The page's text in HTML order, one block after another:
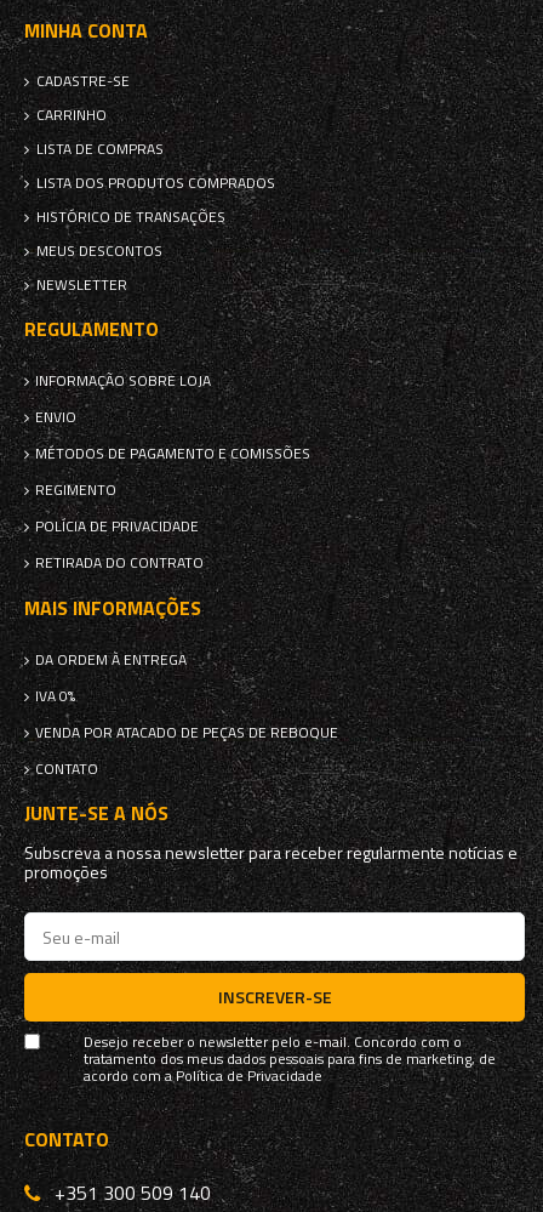
MINHA CONTA
CADASTRE-SE
CARRINHO
LISTA DE COMPRAS
LISTA DOS PRODUTOS COMPRADOS
HISTÓRICO DE TRANSAÇÕES
MEUS DESCONTOS
NEWSLETTER
REGULAMENTO
INFORMAÇÃO SOBRE LOJA
ENVIO
MÉTODOS DE PAGAMENTO E COMISSÕES
REGIMENTO
POLÍCIA DE PRIVACIDADE
RETIRADA DO CONTRATO
MAIS INFORMAÇÕES
DA ORDEM À ENTREGA
IVA 0%
VENDA POR ATACADO DE PEÇAS DE REBOQUE
CONTATO
JUNTE-SE A NÓS
Subscreva a nossa newsletter para receber regularmente notícias e
promoções
INSCREVER-SE
Desejo receber o newsletter pelo e-mail. Concordo com o
tratamento dos meus dados pessoais para fins de marketing, de
acordo com aPolítica de Privacidade
CONTATO
+351 300 509 140